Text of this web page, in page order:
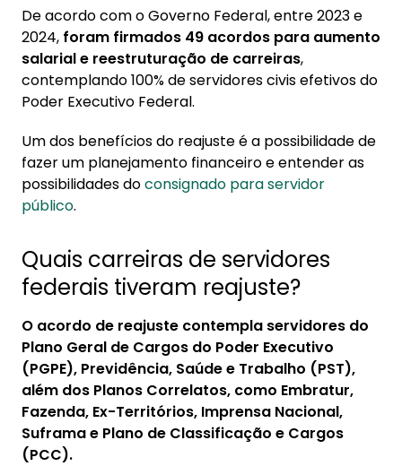
consignável?
2.1. Diferença entre aumento de margem
percentual e aumento de margem em valor
absoluto
consignado?
3.1. Impacto do reajuste na margem
disponível
4. Vale a pena usar a margem liberada pelo
reajuste?
De acordo com o Governo Federal, entre 2023 e
2024, foram firmados 49 acordos para aumento
salarial e reestruturação de carreiras,
contemplando 100% de servidores civis efetivos do
Poder Executivo Federal.
Um dos benefícios do reajuste é a possibilidade de
fazer um planejamento financeiro e entender as
possibilidades doconsignado para servidor
público.
Quais carreiras de servidores
federais tiveram reajuste?
O acordo de reajuste contempla servidores do
Plano Geral de Cargos do Poder Executivo
(PGPE), Previdência, Saúde e Trabalho (PST),
além dos Planos Correlatos, como Embratur,
Fazenda, Ex-Territórios, Imprensa Nacional,
Suframa e Plano de Classificação e Cargos
(PCC).